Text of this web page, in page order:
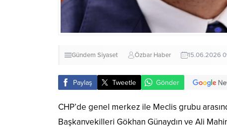
Gündem Siyaset Özbar Haber 15.06.2026
Paylaş Tweetle Gönder
CHP’de genel merkez ile Meclis grubu
Başkanvekilleri Gökhan Günaydın ve Ali